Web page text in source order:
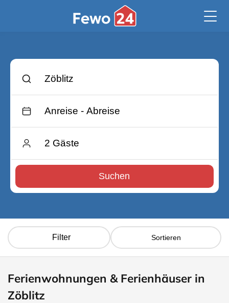
Suchen
Filter Sortieren
Ferienwohnungen & Ferienhäuser in
Zöblitz